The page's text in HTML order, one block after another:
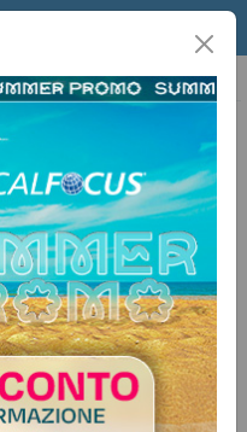
di proprietà